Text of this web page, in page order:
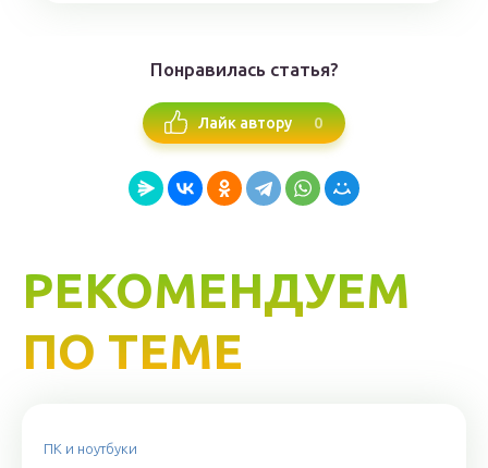
Понравилась статья?
Лайк автору 0
РЕКОМЕНДУЕМ
ПО ТЕМЕ
ПК и ноутбуки